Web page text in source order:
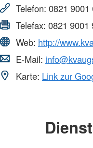
Telefon: 0821 9001
Telefax: 0821 9001
Web: http://
E-Mail:
Karte: Link zur